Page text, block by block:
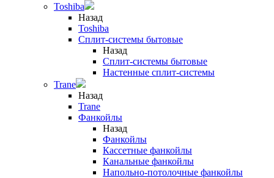
Toshiba
Назад
Toshiba
Сплит-системы бытовые
Назад
Сплит-системы бытовые
Настенные сплит-системы
Trane
Назад
Trane
Фанкойлы
Назад
Фанкойлы
Кассетные фанкойлы
Канальные фанкойлы
Напольно-потолочные фанкойлы